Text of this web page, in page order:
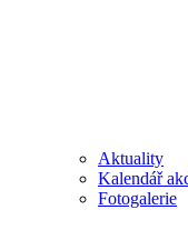
Aktuality
Kalendář
Fotogalerie